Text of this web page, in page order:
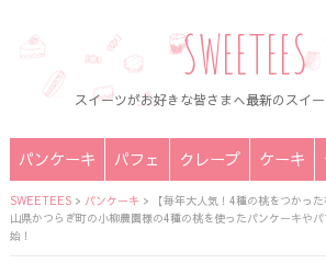
SWEETEES
スイーツがお好きな皆さまへ最新のスイ
パンケーキ パフェ クレープ ケーキ
SWEETEES> パンケーキ >
【毎年大人気！4種の桃をつかっ
山県かつらぎ町の小柳農園様の4種の桃を使ったパンケーキや
始！